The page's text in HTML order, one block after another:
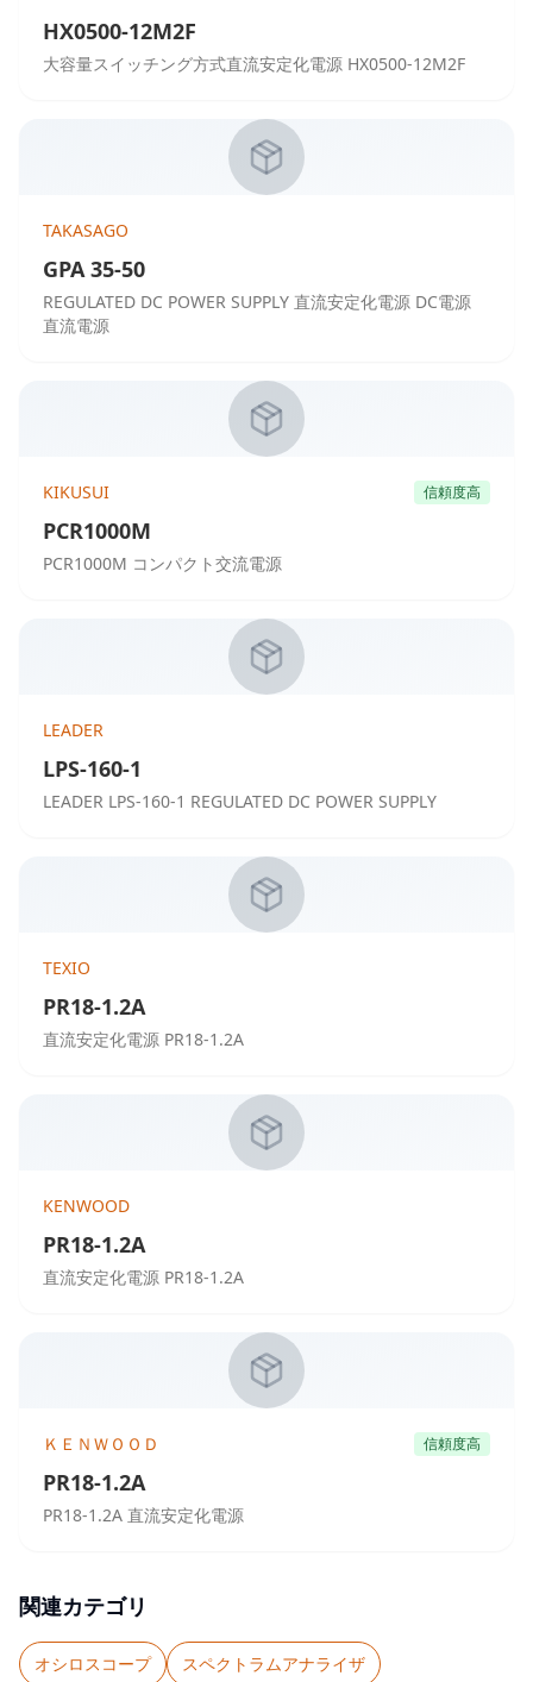
HX0500-12M2F
大容量スイッチング方式直流安定化電源 HX0500-12M2F
TAKASAGO
GPA 35-50
REGULATED DC POWER SUPPLY 直流安定化電源 DC電源
直流電源
KIKUSUI 信頼度高
PCR1000M
PCR1000M コンパクト交流電源
LEADER
LPS-160-1
LEADER LPS-160-1 REGULATED DC POWER SUPPLY
TEXIO
PR18-1.2A
直流安定化電源 PR18-1.2A
KENWOOD
PR18-1.2A
直流安定化電源 PR18-1.2A
ＫＥＮＷＯＯＤ 信頼度高
PR18-1.2A
PR18-1.2A 直流安定化電源
関連カテゴリ
オシロスコープ
スペクトラムアナライザ